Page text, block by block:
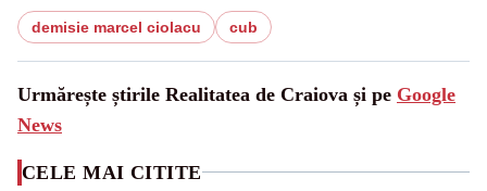
demisie marcel ciolacu cub
Urmărește știrile Realitatea de Craiova și pe Google
News
CELE MAI CITITE